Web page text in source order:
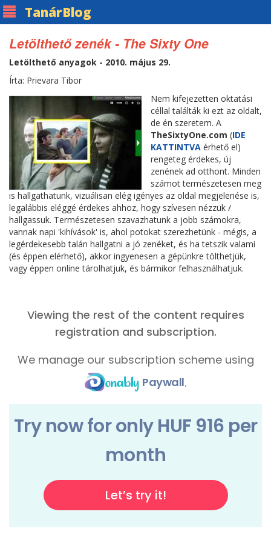
TanárBlog
Letölthető zenék - The Sixty One
Letölthető anyagok - 2010. május 29.
Írta: Prievara Tibor
Nem kifejezetten oktatási
céllal találták ki ezt az oldalt,
de én szeretem. A
TheSixtyOne.com (IDE
KATTINTVA érhető el)
rengeteg érdekes, új
zenének ad otthont. Minden
számot természetesen meg
is hallgathatunk, vizuálisan elég igényes az oldal megjelenése is,
legalábbis eléggé érdekes ahhoz, hogy szívesen nézzük /
hallgassuk. Természetesen szavazhatunk a jobb számokra,
vannak napi 'kihívások' is, ahol potokat szerezhetünk - mégis, a
legérdekesebb talán hallgatni a jó zenéket, és ha tetszik valami
(és éppen elérhető), akkor ingyenesen a gépünkre tölthetjük,
vagy éppen online tárolhatjuk, és bármikor felhasználhatjuk.